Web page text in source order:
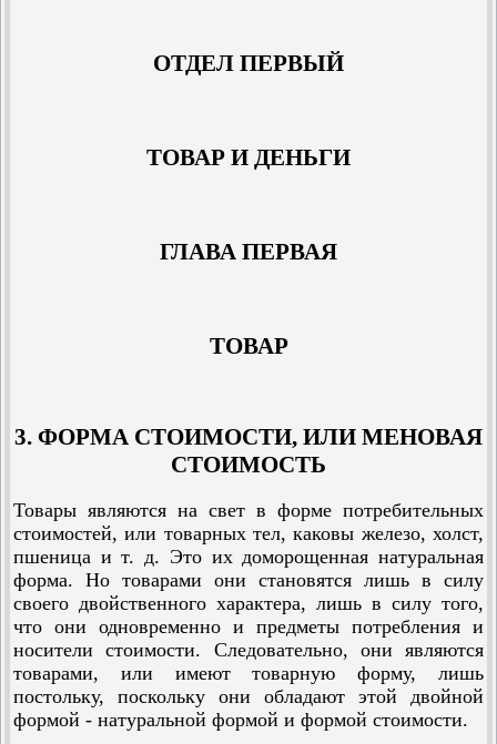
ОТДЕЛ ПЕРВЫЙ
ТОВАР И ДЕНЬГИ
ГЛАВА ПЕРВАЯ
ТОВАР
3. ФОРМА СТОИМОСТИ, ИЛИ МЕНОВАЯ
СТОИМОСТЬ
Товары являются на свет в форме потребительных
стоимостей, или товарных тел, каковы железо, холст,
пшеница и т. д. Это их доморощенная натуральная
форма. Но товарами они становятся лишь в силу
своего двойственного характера, лишь в силу того,
что они одновременно и предметы потребления и
носители стоимости. Следовательно, они являются
товарами, или имеют товарную форму, лишь
постольку, поскольку они обладают этой двойной
формой - натуральной формой и формой стоимости.